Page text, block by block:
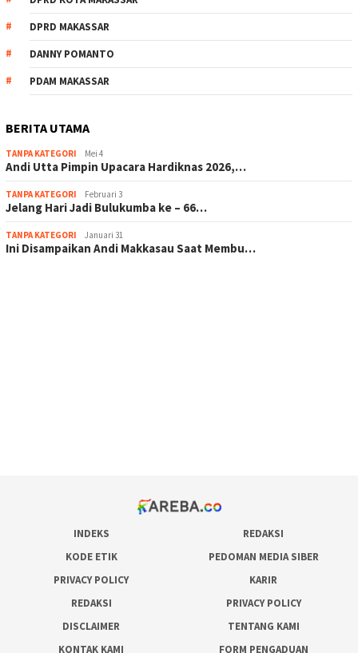
DPRD MAKASSAR
DANNY POMANTO
PDAM MAKASSAR
BERITA UTAMA
TANPA KATEGORI Mei 4
Andi Utta Pimpin Upacara Hardiknas 2026,…
TANPA KATEGORI Februari 3
Jelang Hari Jadi Bulukumba ke – 66…
TANPA KATEGORI Januari 31
Ini Disampaikan Andi Makkasau Saat Membu…
INDEKS
REDAKSI
KODE ETIK
PEDOMAN MEDIA SIBER
PRIVACY POLICY
KARIR
REDAKSI
PRIVACY POLICY
DISCLAIMER
TENTANG KAMI
KONTAK KAMI
FORM PENGADUAN